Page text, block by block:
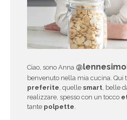
Ciao, sono Anna
benvenuto nella mia cucina. Qui
preferite, quelle smart, belle
realizzare, spesso con un tocco
tante polpette.